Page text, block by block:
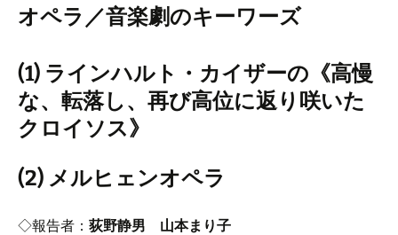
オペラ／音楽劇のキーワーズ
(1) ラインハルト・カイザーの《高慢
な、転落し、再び高位に返り咲いた
クロイソス》
(2) メルヒェンオペラ
◇報告者： 荻野静男
山本まり子